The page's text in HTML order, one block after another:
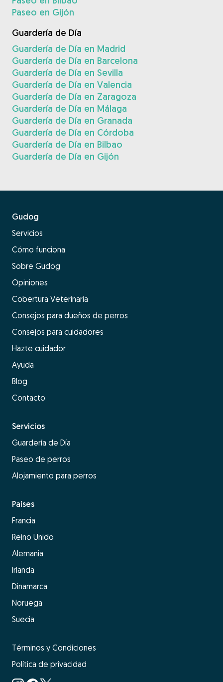
Paseo en Gijón
Guardería de Día
Guardería de Día en Madrid
Guardería de Día en Barcelona
Guardería de Día en Sevilla
Guardería de Día en Valencia
Guardería de Día en Zaragoza
Guardería de Día en Málaga
Guardería de Día en Granada
Guardería de Día en Córdoba
Guardería de Día en Bilbao
Guardería de Día en Gijón
Gudog
Servicios
Cómo funciona
Sobre Gudog
Opiniones
Cobertura Veterinaria
Consejos para dueños de perros
Consejos para cuidadores
Hazte cuidador
Ayuda
Blog
Contacto
Servicios
Guardería de Día
Paseo de perros
Alojamiento para perros
Países
Francia
Reino Unido
Alemania
Irlanda
Dinamarca
Noruega
Suecia
Términos y Condiciones
Política de privacidad